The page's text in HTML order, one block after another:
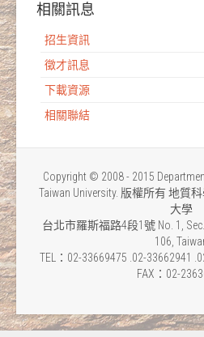
相關訊息
招生資訊
徵才訊息
下載資源
相關聯結
Copyright © 2008 - 2015
Taiwan University. 版權所有 地質
大學
台北市羅斯福路4段1號 No. 1,
106,
TEL：02-33669475 .02-33662941
FAX：02-